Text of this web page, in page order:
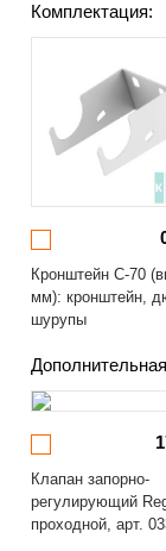
Комплектация:
Кронштейн С-70
мм): кронштейн,
шурупы
Клапан запорно-
регулирующий
проходной, арт.